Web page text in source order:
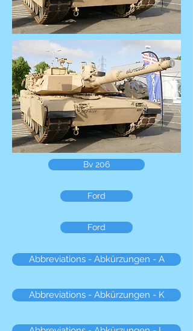
Bv 206
Ford
Ford
Abbreviations - Abkürzungen - A
Abbreviations - Abkürzungen - K